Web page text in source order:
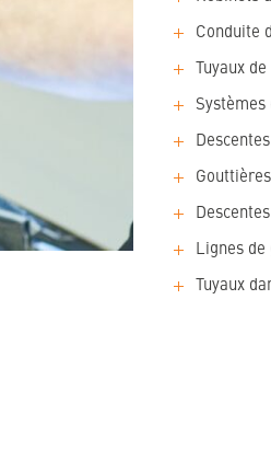
Conduite
Tuyaux
Systèmes
Gouttières
Lignes de
Tuyaux